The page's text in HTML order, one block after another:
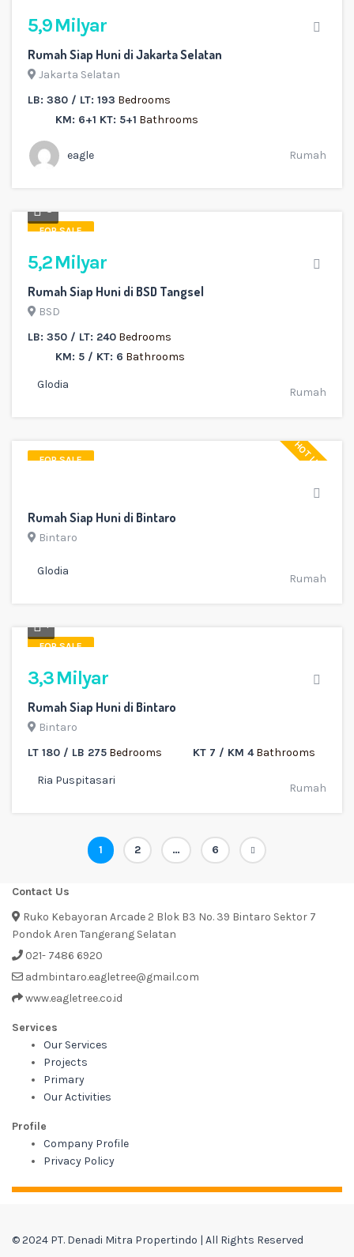
5,9 Milyar
Rumah Siap Huni di Jakarta Selatan
Jakarta Selatan
LB: 380 / LT: 193 Bedrooms
KM: 6+1 KT: 5+1 Bathrooms
eagle Rumah
FOR SALE
3
5,2 Milyar
Rumah Siap Huni di BSD Tangsel
BSD
LB: 350 / LT: 240 Bedrooms
KM: 5 / KT: 6 Bathrooms
Glodia
Rumah
FOR SALE HOT LISTING
Rumah Siap Huni di Bintaro
Bintaro
Glodia
Rumah
FOR SALE
1
3,3 Milyar
Rumah Siap Huni di Bintaro
Bintaro
LT 180 / LB 275 Bedrooms KT 7 / KM 4Bathrooms
Ria Puspitasari
Rumah
Paginasi
pos
Page
1 Page
2 … Page
6
Contact Us
Ruko Kebayoran Arcade 2 Blok B3 No. 39 Bintaro Sektor 7
Pondok Aren Tangerang Selatan
021- 7486 6920
admbintaro.eagletree@gmail.com
www.eagletree.co.id
Services
Our Services
Projects
Primary
Our Activities
Profile
Company Profile
Privacy Policy
© 2024 PT. Denadi Mitra Propertindo | All Rights Reserved